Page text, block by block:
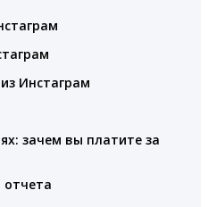
Инстаграм
зачем вы платите за
отчета